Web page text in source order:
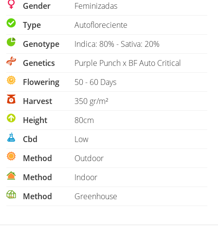
Gender
Feminizadas
Type
Autofloreciente
Genotype
Indica: 80% - Sativa: 20%
Genetics
Purple Punch x BF Auto Critical
Flowering
50 - 60 Days
Harvest
350 gr/m²
Height
80cm
Cbd
Low
Method
Outdoor
Method
Indoor
Method
Greenhouse